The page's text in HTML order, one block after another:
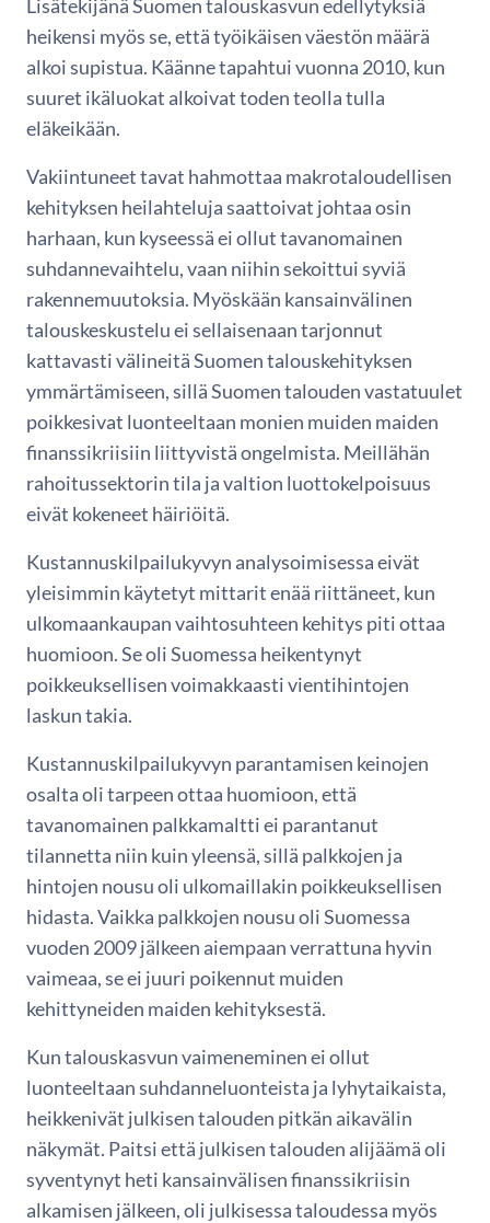
Lisätekijänä Suomen talouskasvun edellytyksiä
heikensi myös se, että työikäisen väestön määrä
alkoi supistua. Käänne tapahtui vuonna 2010, kun
suuret ikäluokat alkoivat toden teolla tulla
eläkeikään.
Vakiintuneet tavat hahmottaa makrotaloudellisen
kehityksen heilahteluja saattoivat johtaa osin
harhaan, kun kyseessä ei ollut tavanomainen
suhdannevaihtelu, vaan niihin sekoittui syviä
rakennemuutoksia. Myöskään kansainvälinen
talouskeskustelu ei sellaisenaan tarjonnut
kattavasti välineitä Suomen talouskehityksen
ymmärtämiseen, sillä Suomen talouden vastatuulet
poikkesivat luonteeltaan monien muiden maiden
finanssikriisiin liittyvistä ongelmista. Meillähän
rahoitussektorin tila ja valtion luottokelpoisuus
eivät kokeneet häiriöitä.
Kustannuskilpailukyvyn analysoimisessa eivät
yleisimmin käytetyt mittarit enää riittäneet, kun
ulkomaankaupan vaihtosuhteen kehitys piti ottaa
huomioon. Se oli Suomessa heikentynyt
poikkeuksellisen voimakkaasti vientihintojen
laskun takia.
Kustannuskilpailukyvyn parantamisen keinojen
osalta oli tarpeen ottaa huomioon, että
tavanomainen palkkamaltti ei parantanut
tilannetta niin kuin yleensä, sillä palkkojen ja
hintojen nousu oli ulkomaillakin poikkeuksellisen
hidasta. Vaikka palkkojen nousu oli Suomessa
vuoden 2009 jälkeen aiempaan verrattuna hyvin
vaimeaa, se ei juuri poikennut muiden
kehittyneiden maiden kehityksestä.
Kun talouskasvun vaimeneminen ei ollut
luonteeltaan suhdanneluonteista ja lyhytaikaista,
heikkenivät julkisen talouden pitkän aikavälin
näkymät. Paitsi että julkisen talouden alijäämä oli
syventynyt heti kansainvälisen finanssikriisin
alkamisen jälkeen, oli julkisessa taloudessa myös